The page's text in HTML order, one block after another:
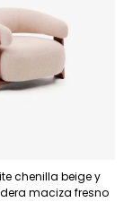
chenilla beige y
maciza fresno